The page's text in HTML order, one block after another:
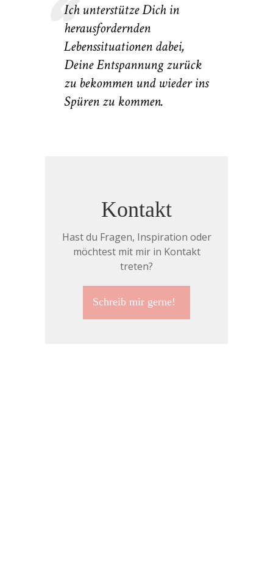
Ich unterstütze Dich in
herausfordernden
Lebenssituationen dabei,
Deine Entspannung zurück
zu bekommen und wieder ins
Spüren zu kommen.
Kontakt
Hast du Fragen, Inspiration oder
möchtest mit mir in Kontakt
treten?
Schreib mir gerne!